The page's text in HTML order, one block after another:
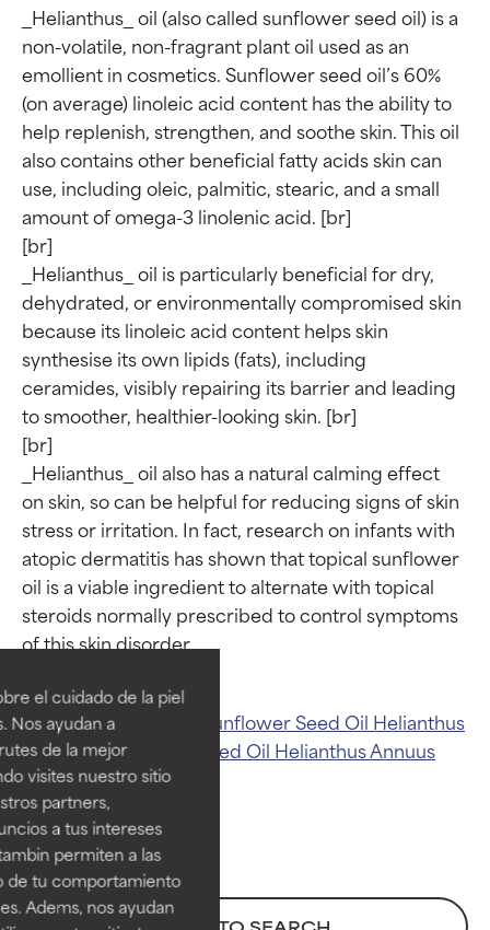
el cuidado de la piel
Nos ayudan a
de la mejor
visites nuestro sitio
partners,
a tus intereses
permiten a las
de tu comportamiento
Adems, nos ayudan
_Helianthus_ oil (also called sunflower seed oil) is a
non-volatile, non-fragrant plant oil used as an
emollient in cosmetics. Sunflower seed oil’s 60%
(on average) linoleic acid content has the ability to
help replenish, strengthen, and soothe skin. This oil
also contains other beneficial fatty acids skin can
use, including oleic, palmitic, stearic, and a small
amount of omega-3 linolenic acid. [br]
[br]
_Helianthus_ oil is particularly beneficial for dry,
dehydrated, or environmentally compromised skin
because its linoleic acid content helps skin
synthesise its own lipids (fats), including
ceramides, visibly repairing its barrier and leading
to smoother, healthier-looking skin. [br]
[br]
_Helianthus_ oil also has a natural calming effect
on skin, so can be helpful for reducing signs of skin
stress or irritation. In fact, research on infants with
atopic dermatitis has shown that topical sunflower
oil is a viable ingredient to alternate with topical
steroids normally prescribed to control symptoms
Related ingredients: Sunflower Seed Oil Helianthus
Annuus (Sunflower) Seed Oil Helianthus Annuus
Seed Oil
Calificaciones de
ingredientes
EXCELENTE
Ingrediente sobresaliente con
beneficios reales para la piel. Su
independientes.
BUENO
Aunque no son tan beneficiosos
Calificaciones de
ingredientes
EXCELENTE
Ingrediente sobresaliente con
beneficios reales para la piel. Su
independientes.
BUENO
Aunque no son tan beneficiosos